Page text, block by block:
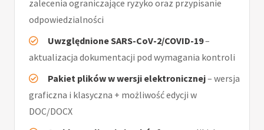
zalecenia ograniczające ryzyko oraz przypisanie
odpowiedzialności
Uwzględnione SARS-CoV-2/COVID-19–
aktualizacja dokumentacji pod wymagania kontroli
Pakiet plików w wersji elektronicznej– wersja
graficzna i klasyczna + możliwość edycji w
DOC/DOCX